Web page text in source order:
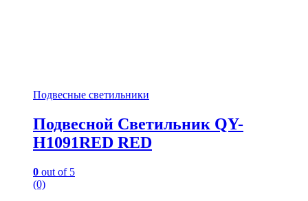
Подвесные светильники
Подвесной Светильник QY-
H1091RED RED
0 out of 5
(0)